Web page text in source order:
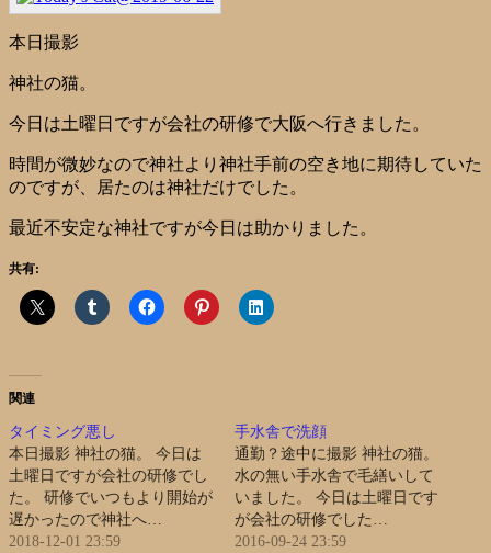
本日撮影
神社の猫。
今日は土曜日ですが会社の研修で大阪へ行きました。
時間が微妙なので神社より神社手前の空き地に期待していた
のですが、居たのは神社だけでした。
最近不安定な神社ですが今日は助かりました。
共有:
関連
タイミング悪し
本日撮影 神社の猫。 今日は
土曜日ですが会社の研修でし
た。 研修でいつもより開始が
遅かったので神社へ…
2018-12-01 23:59
手水舎で洗顔
通勤？途中に撮影 神社の猫。
水の無い手水舎で毛繕いして
いました。 今日は土曜日です
が会社の研修でした…
2016-09-24 23:59